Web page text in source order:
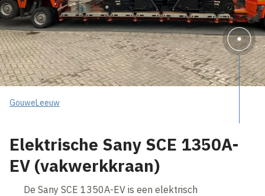
GouweLeeuw
Elektrische Sany SCE 1350A-
EV (vakwerkkraan)
De Sany SCE 1350A-EV is een elektrisch